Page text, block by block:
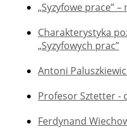
„Syzyfowe prace”
Charakterystyka
„Syzyfowych prac”
Antoni
Profesor Sztetter -
Ferdynand